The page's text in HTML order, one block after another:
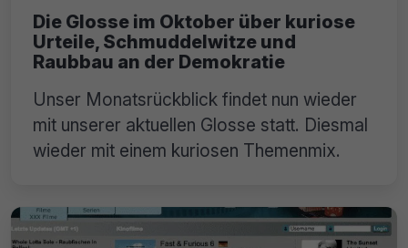
Die Glosse im Oktober über kuriose
Urteile, Schmuddelwitze und
Raubbau an der Demokratie
Unser Monatsrückblick findet nun wieder
mit unserer aktuellen Glosse statt. Diesmal
wieder mit einem kuriosen Themenmix.